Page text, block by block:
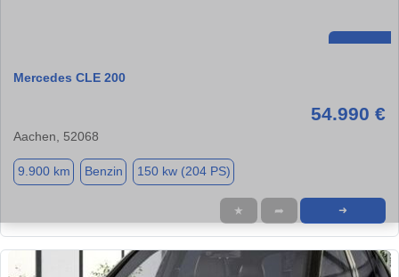
Mercedes CLE 200
54.990 €
Aachen, 52068
9.900 km Benzin 150 kw (204 PS)
★ ➦ ➜